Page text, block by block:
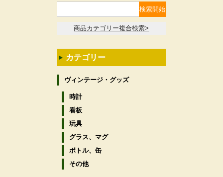
商品カテゴリー複合検索>
カテゴリー
ヴィンテージ・グッズ
時計
看板
玩具
グラス、マグ
ボトル、缶
その他